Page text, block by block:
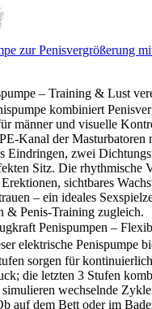
zur Penisvergrößerung
– Training & Lust
kombiniert
männer und visuelle
Kanal der Masturbatoren
Eindringen, zwei
Sitz. Die rhythmische
sichtbares
– ein ideales
& Penis-Training zugleich.
Penispumpen –
elektrische Penispumpe
sorgen für
die letzten 3 Stufen
wechselnde
auf dem Bett oder im